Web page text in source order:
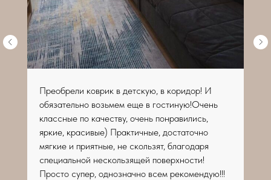
Преобрели коврик в детскую, в коридор! И
обязательно возьмем еще в гостиную!Очень
классные по качеству, очень понравились,
яркие, красивые) Практичные, достаточно
мягкие и приятные, не скользят, благодаря
специальной нескользящей поверхности!
Просто супер, однозначно всем рекомендую!!!